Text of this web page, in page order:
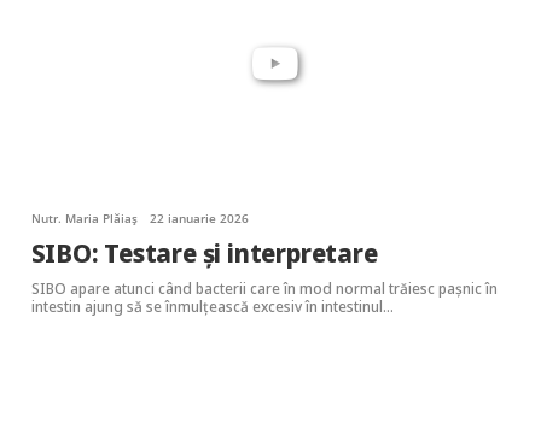
Nutr. Maria Plăiaș 22 ianuarie 2026
SIBO: Testare și interpretare
SIBO apare atunci când bacterii care în mod normal trăiesc pașnic în
intestin ajung să se înmulțească excesiv în intestinul…